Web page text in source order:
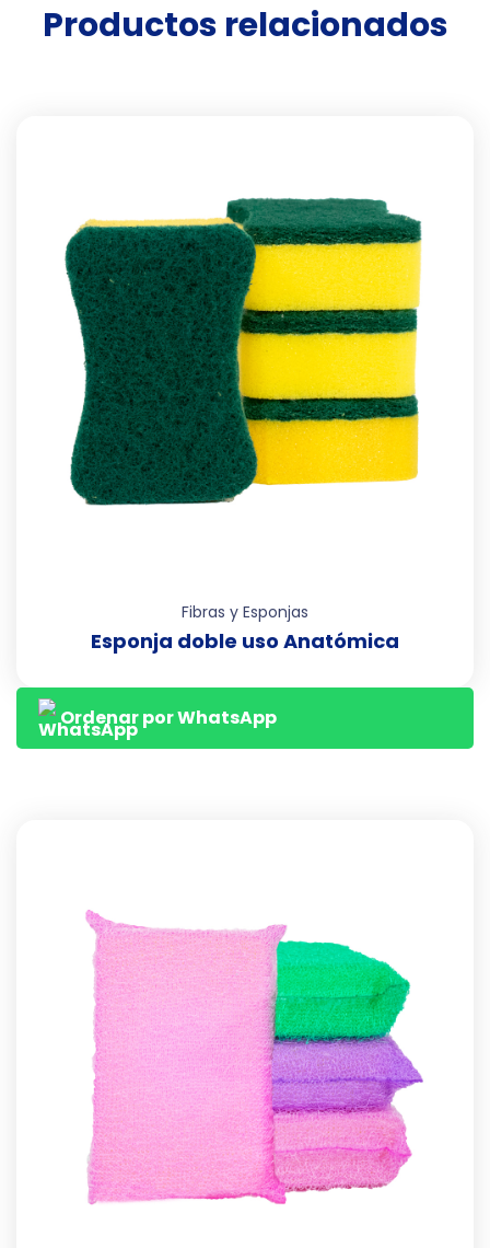
Productos relacionados
Fibras y Esponjas
Esponja doble uso Anatómica
Ordenar por WhatsApp